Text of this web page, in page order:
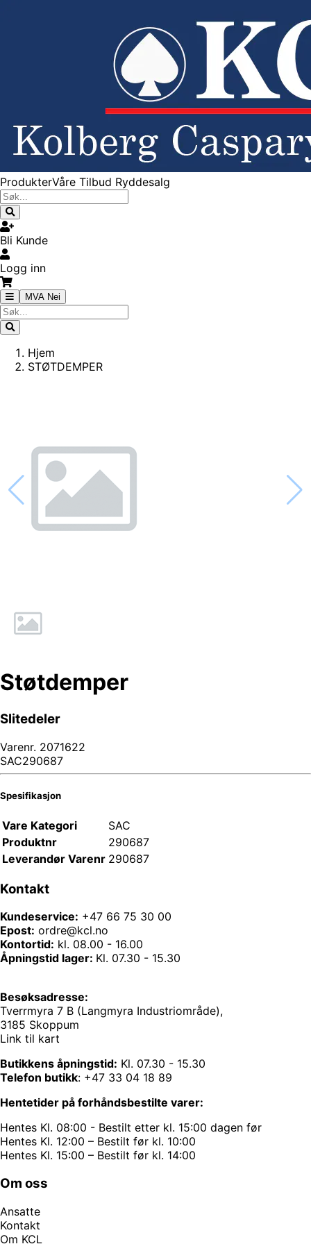
ProdukterVåre Tilbud Ryddesalg
Bli Kunde
Logg inn
MVA Nei
Hjem
STØTDEMPER
Støtdemper
Slitedeler
Varenr. 2071622
SAC290687
Spesifikasjon
Vare Kategori
SAC
Produktnr
290687
Leverandør Varenr 290687
Kontakt
Kundeservice: +47 66 75 30 00
Epost: ordre@kcl.no
Kontortid: kl. 08.00 - 16.00
Åpningstid lager: Kl. 07.30 - 15.30
Besøksadresse:
Tverrmyra 7 B (Langmyra Industriområde),
3185 Skoppum
Link til kart
Butikkens åpningstid: Kl. 07.30 - 15.30
Telefon butikk: +47 33 04 18 89
Hentetider på forhåndsbestilte varer:
Hentes Kl. 08:00 - Bestilt etter kl. 15:00 dagen før
Hentes Kl. 12:00 – Bestilt før kl. 10:00
Hentes Kl. 15:00 – Bestilt før kl. 14:00
Om oss
Ansatte
Kontakt
Om KCL